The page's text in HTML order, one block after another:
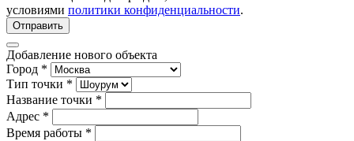
условиями политики конфиденциальности.
Отправить
Добавление нового объекта
Город *
Тип точки *
Название точки *
Адрес *
Время работы *